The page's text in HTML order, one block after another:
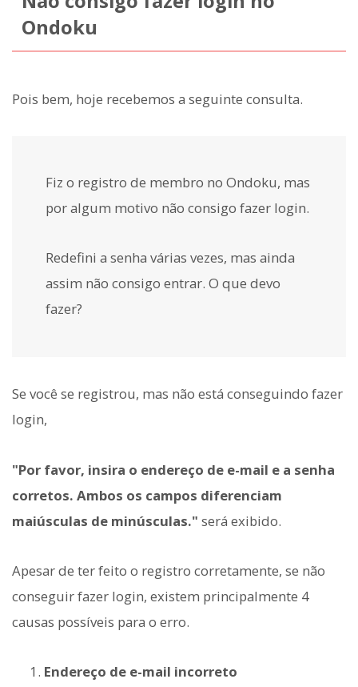
Ondoku
Pois bem, hoje recebemos a seguinte consulta.
Fiz o registro de membro no Ondoku, mas
por algum motivo não consigo fazer login.
Redefini a senha várias vezes, mas ainda
assim não consigo entrar. O que devo
fazer?
Se você se registrou, mas não está conseguindo fazer
login,
"Por favor, insira o endereço de e-mail e a senha
corretos. Ambos os campos diferenciam
maiúsculas de minúsculas." será exibido.
Apesar de ter feito o registro corretamente, se não
conseguir fazer login, existem principalmente 4
causas possíveis para o erro.
Endereço de e-mail incorreto